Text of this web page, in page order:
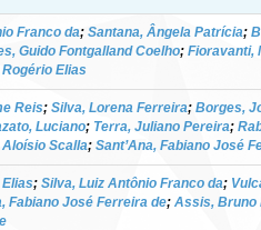
Franco da; Santana, Ângela Patrícia;
Guido Fontgalland Coelho; Fioravanti,
Elias
Reis; Silva, Lorena Ferreira; Borges,
Luciano; Terra, Juliano Pereira;
Scalla; Sant’Ana, Fabiano José
; Silva, Luiz Antônio Franco da;
Fabiano José Ferreira de; Assis, Bruno